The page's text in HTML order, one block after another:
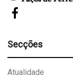
Secções
Atualidade